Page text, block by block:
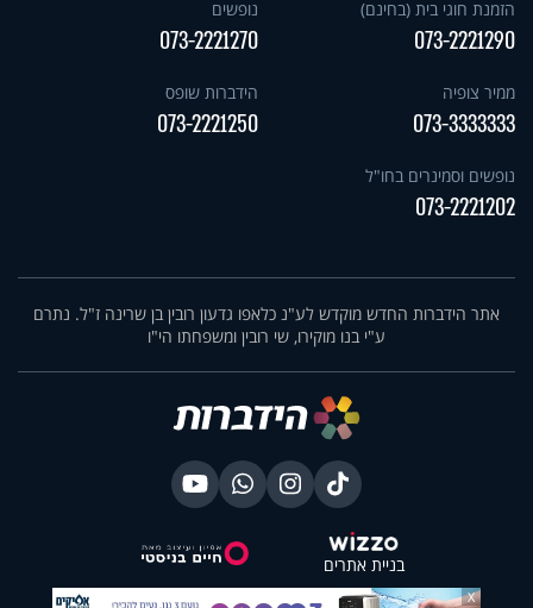
הזמנת חוגי בית (בחינם)
073-2221290
נופשים
073-2221270
ממיר צופיה
073-3333333
הידברות שופס
073-2221250
נופשים וסמינרים בחו"ל
073-2221202
אתר הידברות החדש מוקדש לע"נ כלאפו גדעון רובין בן שרינה ז"ל. נתרם
ע"י בנו מוקירו, שי רובין ומשפחתו הי"ו
בניית אתרים
X